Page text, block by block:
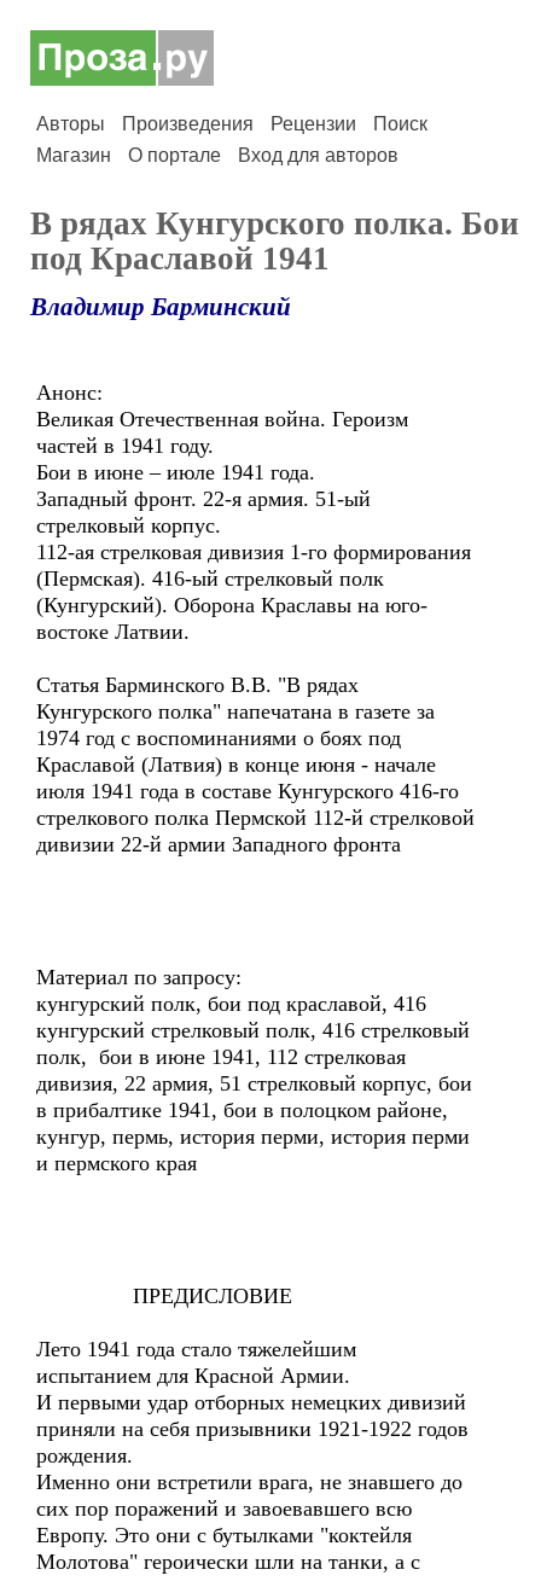
Авторы Произведения Рецензии
Поиск
Магазин
О портале Вход для авторов
В рядах Кунгурского полка. Бои
под Краславой 1941
Владимир Барминский
Анонс:
Великая Отечественная война. Героизм
частей в 1941 году.
Бои в июне – июле 1941 года.
Западный фронт. 22-я армия. 51-ый
стрелковый корпус.
112-ая стрелковая дивизия 1-го формирования
(Пермская). 416-ый стрелковый полк
(Кунгурский). Оборона Краславы на юго-
востоке Латвии.
Статья Барминского В.В. "В рядах
Кунгурского полка" напечатана в газете за
1974 год с воспоминаниями о боях под
Краславой (Латвия) в конце июня - начале
июля 1941 года в составе Кунгурского 416-го
стрелкового полка Пермской 112-й стрелковой
дивизии 22-й армии Западного фронта
Материал по запросу:
кунгурский полк, бои под краславой, 416
кунгурский стрелковый полк, 416 стрелковый
полк, бои в июне 1941, 112 стрелковая
дивизия, 22 армия, 51 стрелковый корпус, бои
в прибалтике 1941, бои в полоцком районе,
кунгур, пермь, история перми, история перми
и пермского края
ПРЕДИСЛОВИЕ
Лето 1941 года стало тяжелейшим
испытанием для Красной Армии.
И первыми удар отборных немецких дивизий
приняли на себя призывники 1921-1922 годов
рождения.
Именно они встретили врага, не знавшего до
сих пор поражений и завоевавшего всю
Европу. Это они с бутылками "коктейля
Молотова" героически шли на танки, а с